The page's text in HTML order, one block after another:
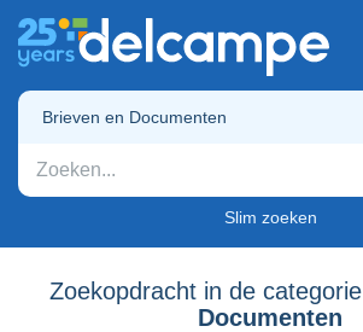
Brieven en Documenten
Slim zoeken
Zoekopdracht in de categorie
Documenten